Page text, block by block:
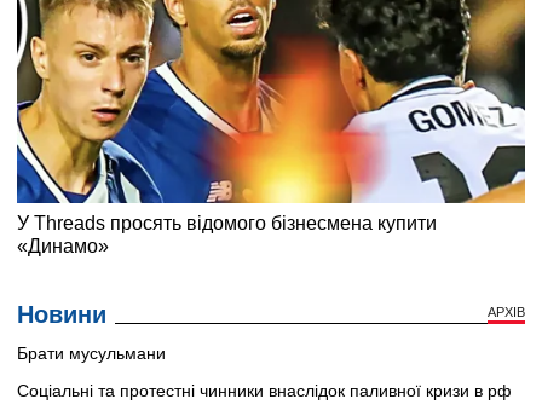
Новини АРХІВ
Брати мусульмани
Соціальні та протестні чинники внаслідок паливної кризи в рф